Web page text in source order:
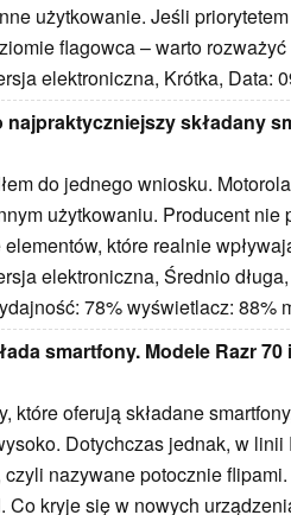
użytkowanie. Jeśli
flagowca – warto
elektroniczna, Krótka, Data:
najpraktyczniejszy składany
do jednego wniosku.
użytkowaniu. Producent nie
które realnie
elektroniczna, Średnio
78% wyświetlacz: 88%
smartfony. Modele Razr
które oferują składane
Dotychczas jednak, w
nazywane potocznie
kryje się w nowych